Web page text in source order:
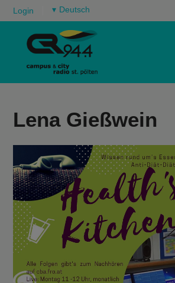
Login ▾
Lena Gießwein